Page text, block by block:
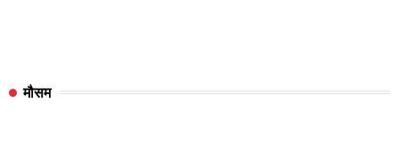
मौसम